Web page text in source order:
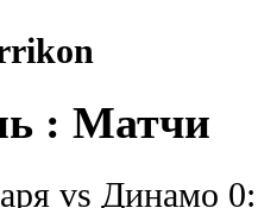
: Матчи
vs Динамо